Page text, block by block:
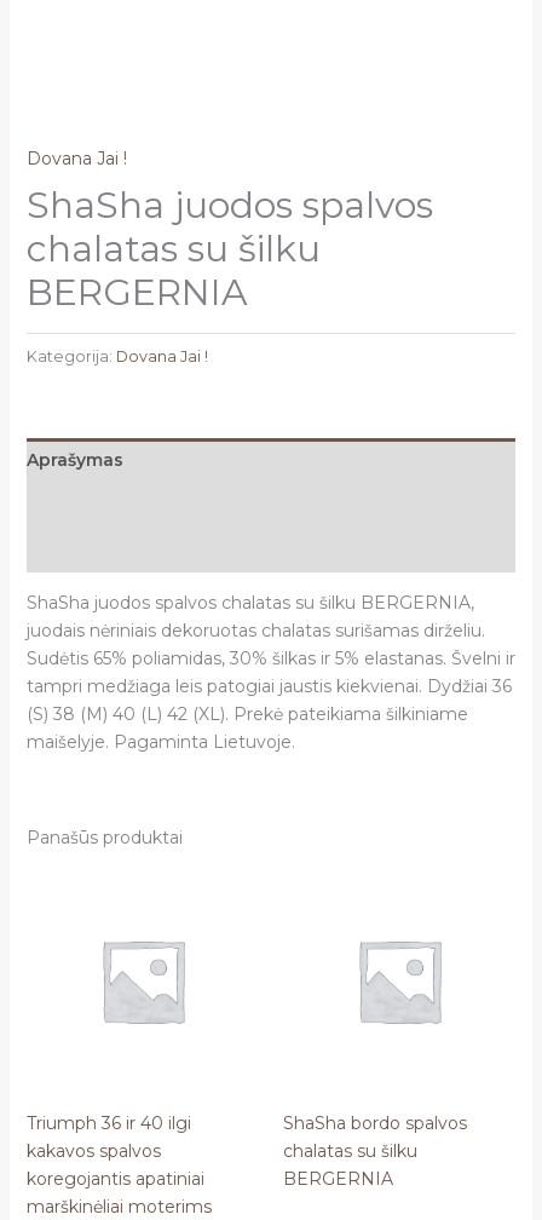
Dovana Jai !
ShaSha juodos spalvos
chalatas su šilku
BERGERNIA
Kategorija: Dovana Jai !
Aprašymas
ShaSha juodos spalvos chalatas su šilku BERGERNIA,
juodais nėriniais dekoruotas chalatas surišamas dirželiu.
Sudėtis 65% poliamidas, 30% šilkas ir 5% elastanas. Švelni ir
tampri medžiaga leis patogiai jaustis kiekvienai. Dydžiai 36
(S) 38 (M) 40 (L) 42 (XL). Prekė pateikiama šilkiniame
maišelyje. Pagaminta Lietuvoje.
Panašūs produktai
Triumph 36 ir 40 ilgi
kakavos spalvos
koregojantis apatiniai
marškinėliai moterims
ShaSha bordo spalvos
chalatas su šilku
BERGERNIA